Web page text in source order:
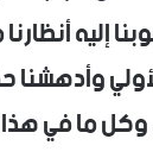
إليه
وكل ما في